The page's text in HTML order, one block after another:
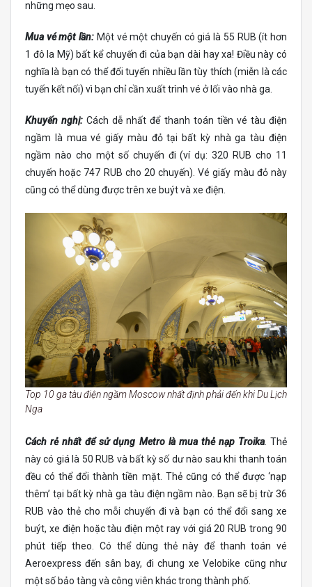
những mẹo sau.
Mua vé một lần: Một vé một chuyến có giá là 55 RUB (ít hơn
1 đô la Mỹ) bất kể chuyến đi của bạn dài hay xa! Điều này có
nghĩa là bạn có thể đổi tuyến nhiều lần tùy thích (miễn là các
tuyến kết nối) vì bạn chỉ cần xuất trình vé ở lối vào nhà ga.
Khuyến nghị: Cách dễ nhất để thanh toán tiền vé tàu điện
ngầm là mua vé giấy màu đỏ tại bất kỳ nhà ga tàu điện
ngầm nào cho một số chuyến đi (ví dụ: 320 RUB cho 11
chuyến hoặc 747 RUB cho 20 chuyến). Vé giấy màu đỏ này
cũng có thể dùng được trên xe buýt và xe điện.
Top 10 ga tàu điện ngầm Moscow nhất định phải đến khi Du Lịch
Nga
Cách rẻ nhất để sử dụng Metro là mua thẻ nạp Troika. Thẻ
này có giá là 50 RUB và bất kỳ số dư nào sau khi thanh toán
đều có thể đổi thành tiền mặt. Thẻ cũng có thể được ‘nạp
thêm’ tại bất kỳ nhà ga tàu điện ngầm nào. Bạn sẽ bị trừ 36
RUB vào thẻ cho mỗi chuyến đi và bạn có thể đổi sang xe
buýt, xe điện hoặc tàu điện một ray với giá 20 RUB trong 90
phút tiếp theo. Có thể dùng thẻ này để thanh toán vé
Aeroexpress đến sân bay, đi chung xe Velobike cũng như
một số bảo tàng và công viên khác trong thành phố.